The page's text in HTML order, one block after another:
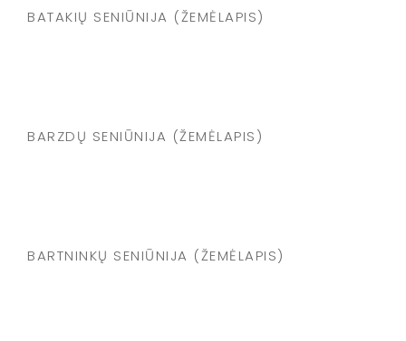
BATAKIŲ SENIŪNIJA (ŽEMĖLAPIS)
BARZDŲ SENIŪNIJA (ŽEMĖLAPIS)
BARTNINKŲ SENIŪNIJA (ŽEMĖLAPIS)